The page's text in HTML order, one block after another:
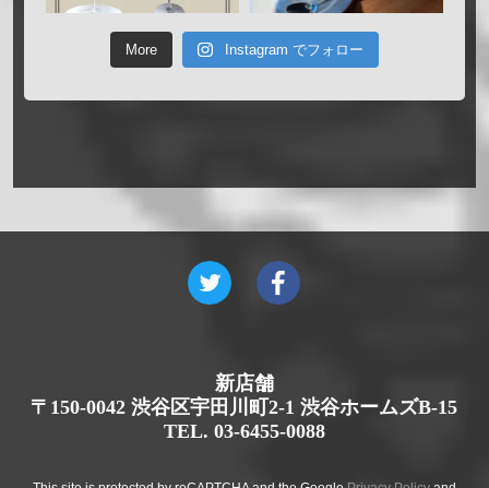
More Instagram でフォロー
新店舗
〒150-0042 渋谷区宇田川町2-1 渋谷ホームズB-15
TEL. 03-6455-0088